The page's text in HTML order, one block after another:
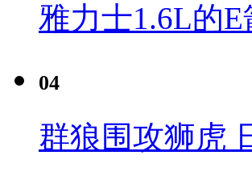
雅力士1.6L的
04
群狼围攻狮虎